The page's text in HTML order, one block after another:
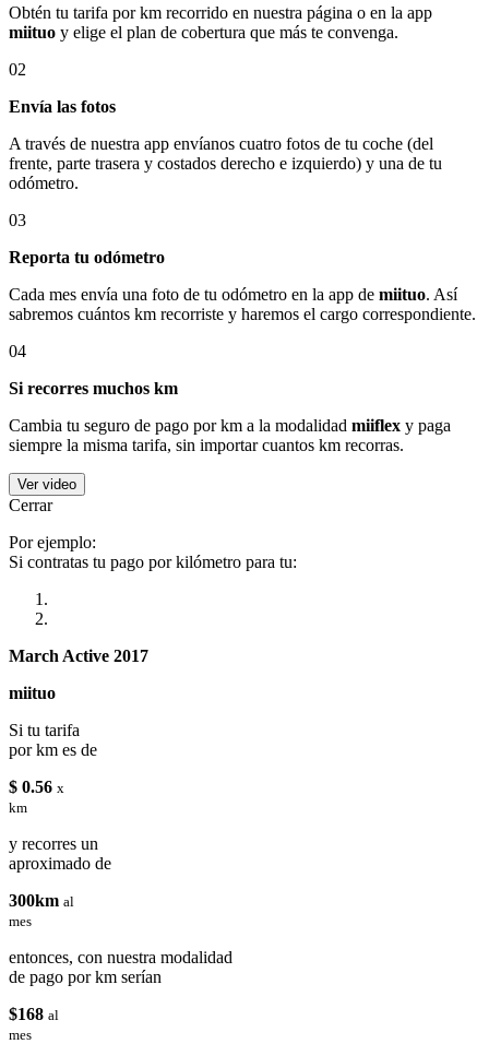
Obtén tu tarifa por km recorrido en nuestra página o en la app
miituo y elige el plan de cobertura que más te convenga.
02
Envía las fotos
A través de nuestra app envíanos cuatro fotos de tu coche (del
frente, parte trasera y costados derecho e izquierdo) y una de tu
odómetro.
03
Reporta tu odómetro
Cada mes envía una foto de tu odómetro en la app de miituo. Así
sabremos cuántos km recorriste y haremos el cargo correspondiente.
04
Si recorres muchos km
Cambia tu seguro de pago por km a la modalidad miiflex y paga
siempre la misma tarifa, sin importar cuantos km recorras.
Ver video
Cerrar
Por ejemplo:
Si contratas tu pago por kilómetro para tu:
March Active 2017
miituo
Si tu tarifa
por km es de
$ 0.56 x
km
y recorres un
aproximado de
300km al
mes
entonces, con nuestra modalidad
de pago por km serían
$168 al
mes